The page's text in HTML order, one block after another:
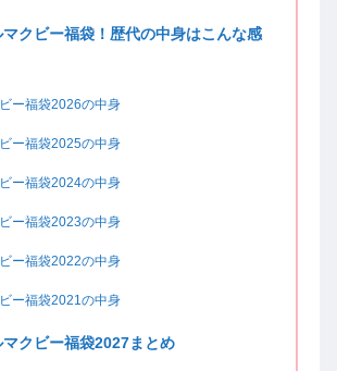
クビー福袋！歴代の中身はこんな感
ー福袋2026の中身
ー福袋2025の中身
ー福袋2024の中身
ー福袋2023の中身
ー福袋2022の中身
ー福袋2021の中身
マクビー福袋2027まとめ